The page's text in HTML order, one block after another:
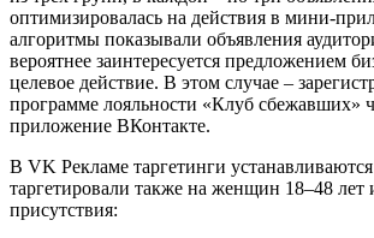
оптимизировалась на действия в мини-
алгоритмы показывали объявления
вероятнее заинтересуется предложением
целевое действие. В этом случае –
программе лояльности «Клуб сбежавших»
приложение ВКонтакте.
В VK Рекламе таргетинги
таргетировали также на женщин 18–48 лет
присутствия: